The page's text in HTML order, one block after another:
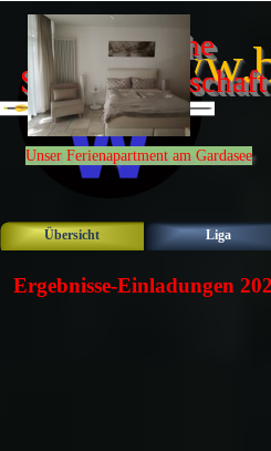
Bayerische
Schulmeisterschaft
2026
Unser Ferienapartment am Gardasee
Übersicht Liga
Ergebnisse-Einladungen